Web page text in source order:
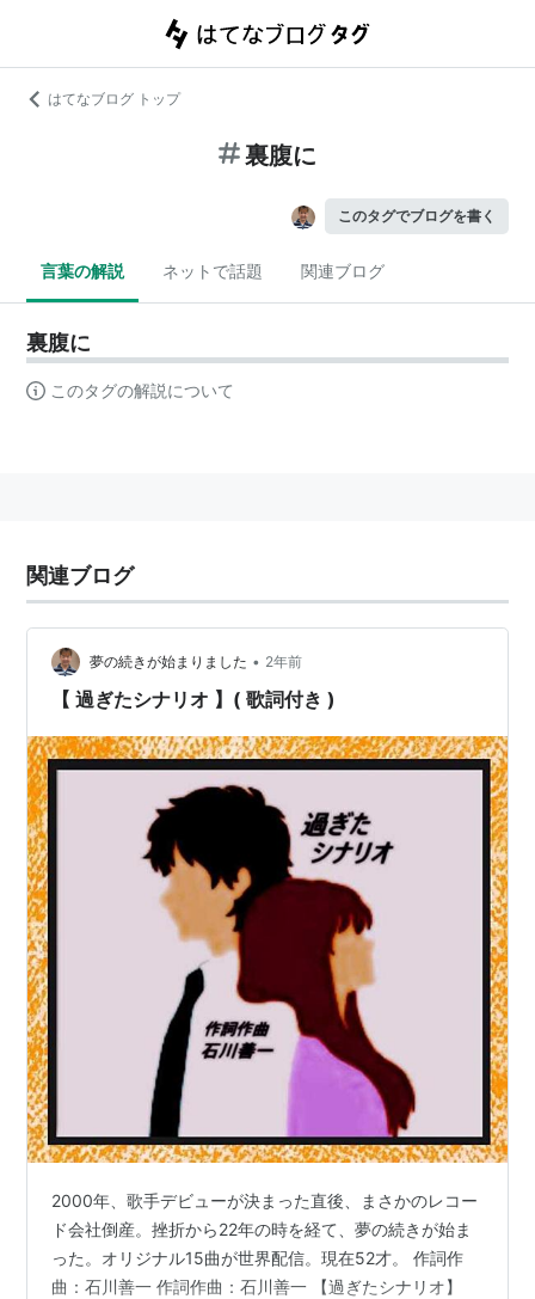
はてなブログ トップ
裏腹に
このタグでブログを書く
言葉の解説 ネットで話題 関連ブログ
裏腹に
このタグの解説について
関連ブログ
夢の続きが始まりました • 2年前
【 過ぎたシナリオ 】( 歌詞付き )
2000年、歌手デビューが決まった直後、まさかのレコー
ド会社倒産。挫折から22年の時を経て、夢の続きが始ま
った。オリジナル15曲が世界配信。現在52才。 作詞作
曲：石川善一 作詞作曲：石川善一 【過ぎたシナリオ】